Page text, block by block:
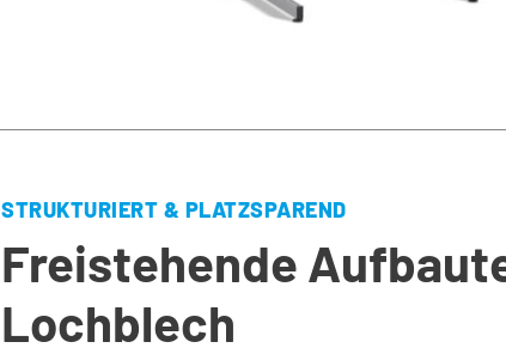
STRUKTURIERT & PLATZSPAREND
Freistehende
Lochblech